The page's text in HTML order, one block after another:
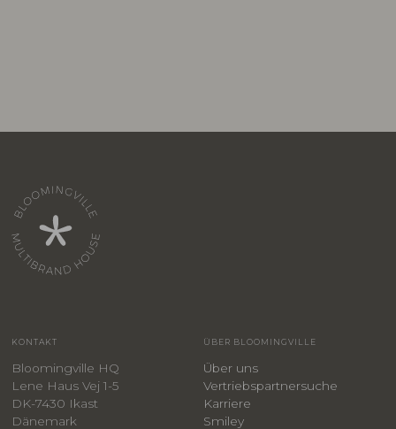
KONTAKT
Bloomingville HQ
Lene Haus Vej 1-5
DK-7430 Ikast
Dänemark
ÜBER BLOOMINGVILLE
Über uns
Vertriebspartnersuche
Karriere
Smiley